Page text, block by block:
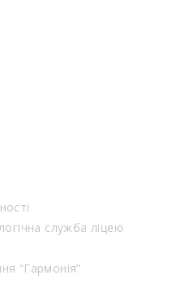
служба ліцею
“Гармонія”